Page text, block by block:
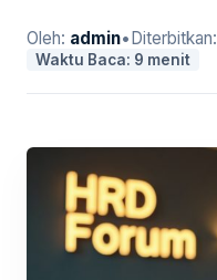
Oleh: admin•Diterbitkan:
Waktu Baca: 9 menit